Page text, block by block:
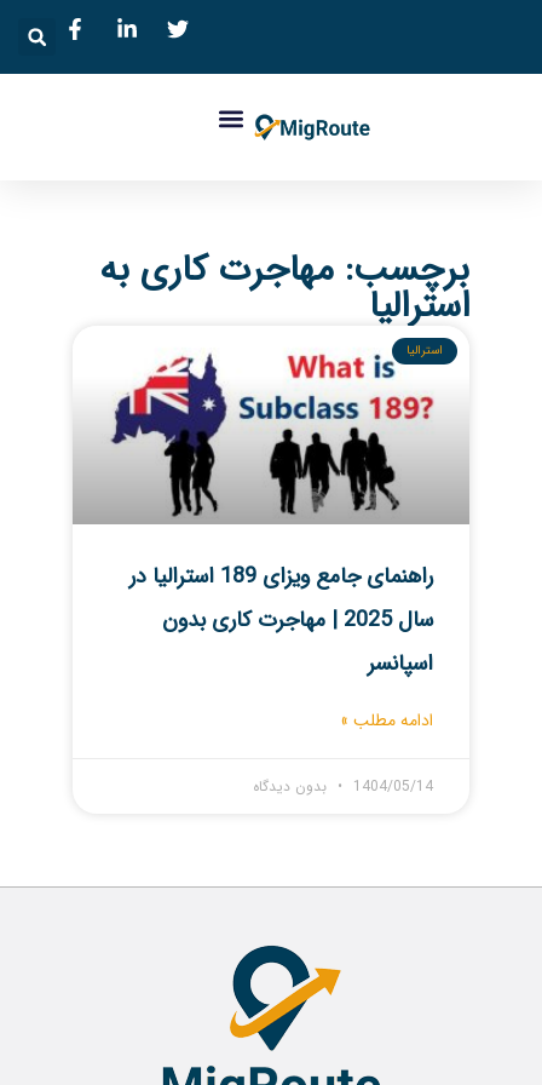
برچسب: مهاجرت کاری به
استرالیا
استرالیا
راهنمای جامع ویزای 189 استرالیا در
سال 2025 | مهاجرت کاری بدون
اسپانسر
ادامه مطلب »
1404/05/14 بدون دیدگاه